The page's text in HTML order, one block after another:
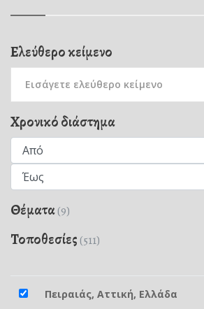
Ελεύθερο κείμενο
Χρονικό διάστημα
Θέματα(9)
Τοποθεσίες (511)
Πειραιάς, Αττική, Ελλάδα